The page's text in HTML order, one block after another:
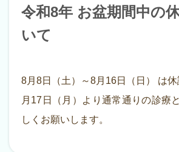
令和8年 お盆期間中の
いて
8月8日（土）～8月16日（日） は
月17日（月）より通常通りの診療
しくお願いします。